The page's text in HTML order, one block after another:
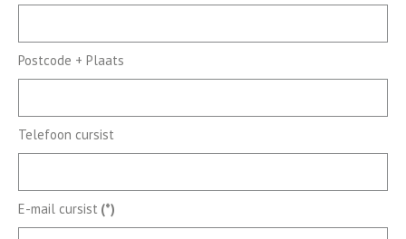
Postcode + Plaats
Telefoon cursist
E-mail cursist (*)